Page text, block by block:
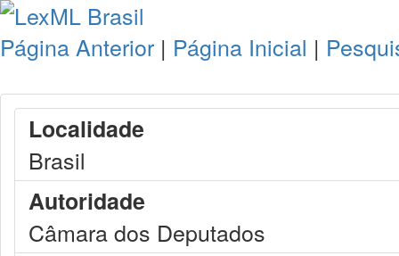
Página Anterior | Página Inicial |
Localidade
Brasil
Autoridade
Câmara dos Deputados